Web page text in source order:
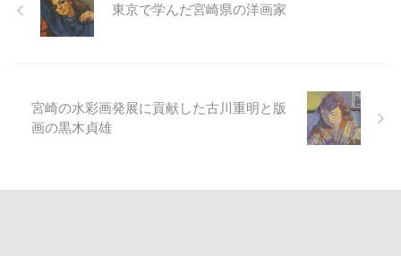
東京で学んだ宮崎県の洋画家
宮崎の水彩画発展に貢献した古川重明と版
画の黒木貞雄